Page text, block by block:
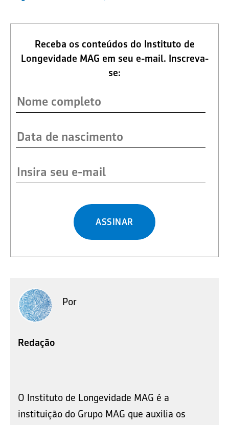
Receba os conteúdos do Instituto de
Longevidade MAG em seu e-mail. Inscreva-
se:
ASSINAR
Por
Redação
O Instituto de Longevidade MAG é a
instituição do Grupo MAG que auxilia os